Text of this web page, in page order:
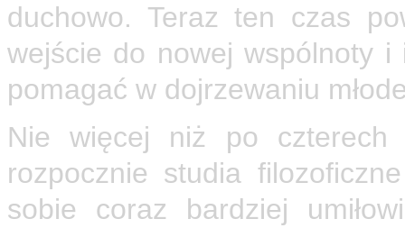
duchowo. Teraz ten czas
wejście do nowej wspólnoty
pomagać w dojrzewaniu
Nie więcej niż po czterech
rozpocznie studia
sobie coraz bardziej